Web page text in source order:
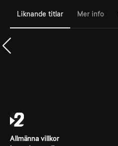
Liknande titlar Mer info
Allmänna villkor